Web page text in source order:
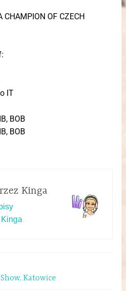
OF CZECH
IT
BOB
BOB
Kinga
Katowice